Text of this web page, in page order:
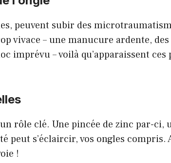
peuvent subir des
vivace – une manucure ardente,
imprévu – voilà qu’apparaissent ces
rôle clé. Une pincée de zinc par-ci,
peut s’éclaircir, vos ongles compris.
!